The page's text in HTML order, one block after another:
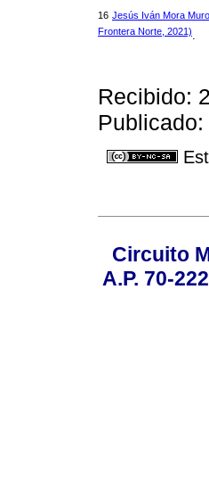
16 Jesús Iván Mora Muro,
Frontera Norte, 2021).
Recibido:
Circuito
A.P. 70-